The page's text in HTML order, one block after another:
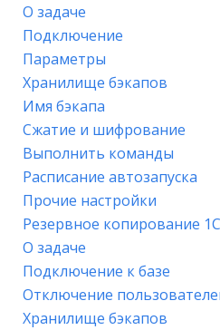
О задаче
Подключение
Параметры
Хранилище бэкапов
Имя бэкапа
Сжатие и шифрование
Выполнить команды
Расписание автозапуска
Прочие настройки
Резервное копирование
О задаче
Подключение к базе
Отключение
Хранилище бэкапов